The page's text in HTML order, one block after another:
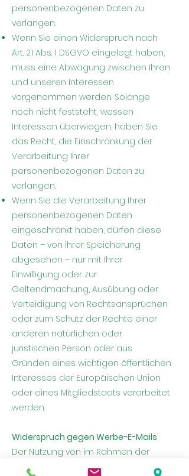
personenbezogenen Daten zu
verlangen.
Wenn Sie einen Widerspruch nach
Art. 21 Abs. 1 DSGVO eingelegt haben,
muss eine Abwägung zwischen Ihren
und unseren Interessen
vorgenommen werden. Solange
noch nicht feststeht, wessen
Interessen überwiegen, haben Sie
das Recht, die Einschränkung der
Verarbeitung Ihrer
personenbezogenen Daten zu
verlangen.
Wenn Sie die Verarbeitung Ihrer
personenbezogenen Daten
eingeschränkt haben, dürfen diese
Daten – von ihrer Speicherung
abgesehen – nur mit Ihrer
Einwilligung oder zur
Geltendmachung, Ausübung oder
Verteidigung von Rechtsansprüchen
oder zum Schutz der Rechte einer
anderen natürlichen oder
juristischen Person oder aus
Gründen eines wichtigen öffentlichen
Interesses der Europäischen Union
oder eines Mitgliedstaats verarbeitet
werden.
Widerspruch gegen Werbe-E-Mails
Der Nutzung von im Rahmen der
Impressumspflicht veröffentlichten